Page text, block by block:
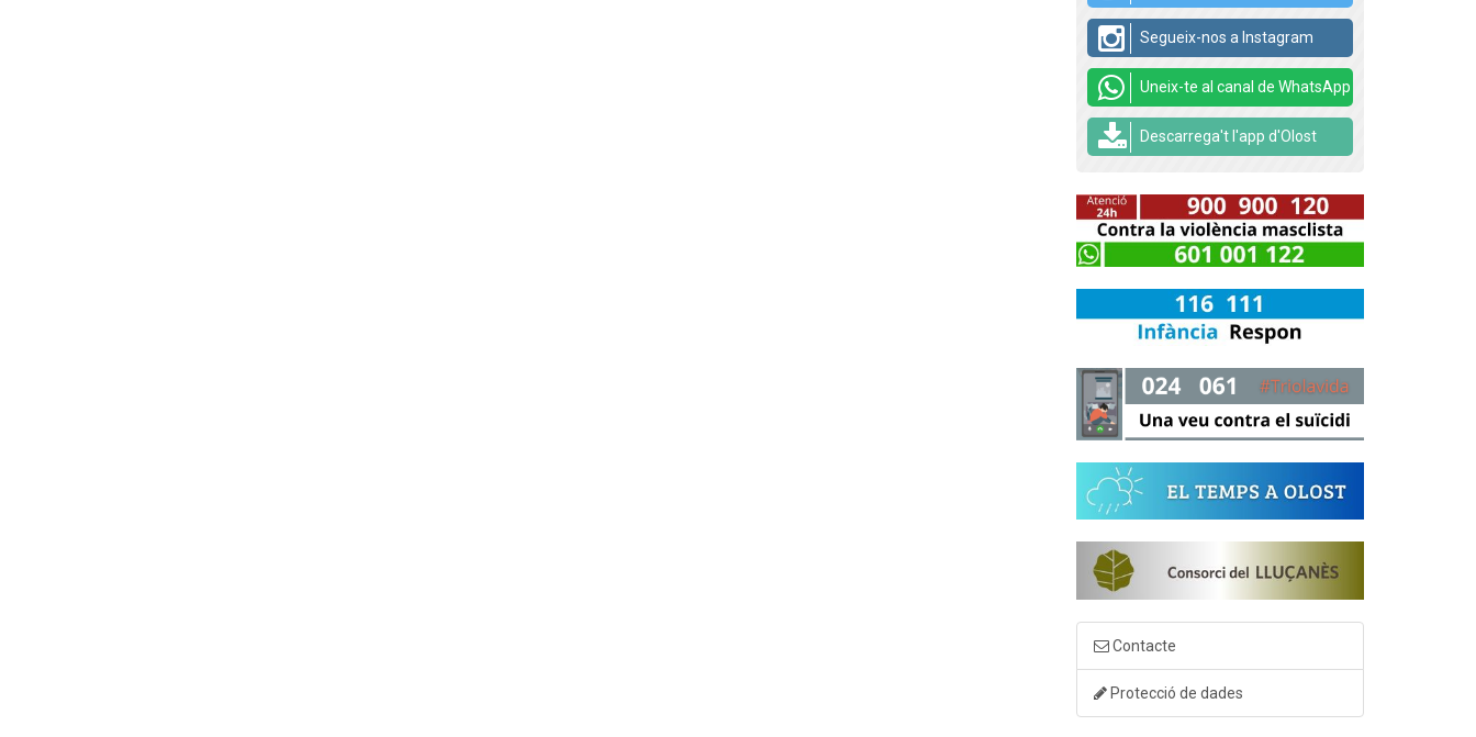
Segueix-nos a Instagram
Uneix-te al canal de WhatsApp
Descarrega't l'app d'Olost
Contacte
Protecció de dades